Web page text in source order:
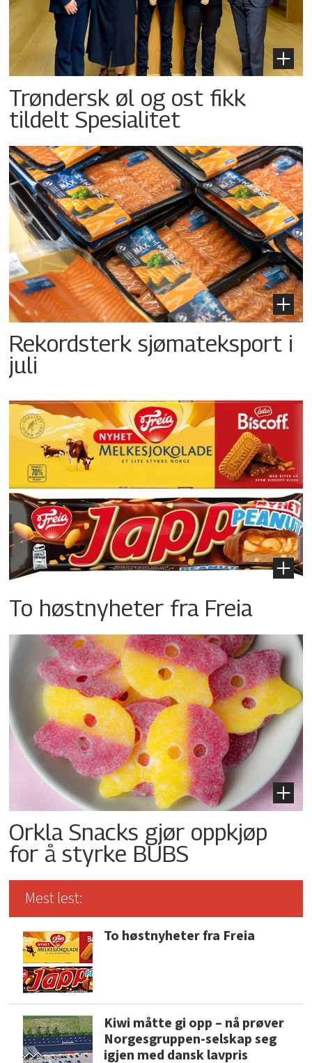
Trøndersk øl og ost fikk
tildelt Spesialitet
Rekordsterk sjømateksport i
juli
To høstnyheter fra Freia
Orkla Snacks gjør oppkjøp
for å styrke BUBS
Mest lest:
To høstnyheter fra Freia
Kiwi måtte gi opp – nå prøver
Norgesgruppen-selskap seg
igjen med dansk lavpris